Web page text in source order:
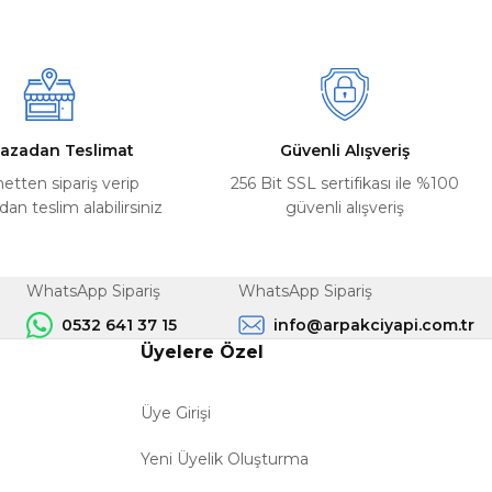
Teslimat
sipariş verip
teslim alabilirsiniz
Güvenli Alışveriş
256 Bit SSL sertifikası ile %100
güvenli alışveriş
WhatsApp Sipariş
0532 641 37 15
WhatsApp Sipariş
info@arpakciyapi.com.tr
Üyelere Özel
Üye Girişi
Yeni Üyelik Oluşturma